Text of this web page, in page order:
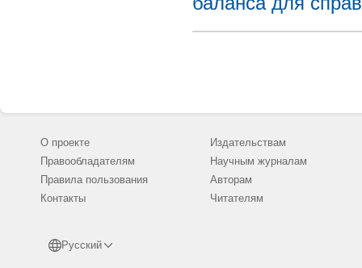
О проекте
Правообладателям
Правила пользования
Контакты
Русский
Издательствам
Научным журналам
Авторам
Читателям